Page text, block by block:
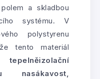
a skladbou
systému. V
polystyrenu
tento materiál
tepelněizolační
nasákavost,